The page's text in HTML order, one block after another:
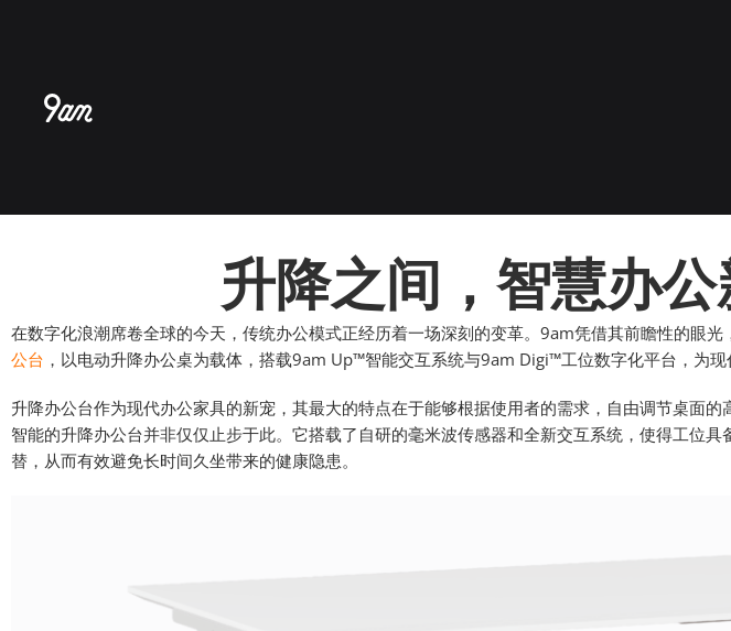
升降之间，智慧办
在数字化浪潮席卷全球的今天，传统办公模式正经历着一场深刻的变革。9am凭借其前瞻性的眼
公台 ，以电动升降办公桌为载体，搭载9am Up™智能交互系统与9am Digi™工位数字化平台，为现
升降办公台作为现代办公家具的新宠，其最大的特点在于能够根据使用者的需求，自由调节桌面
智能的升降办公台并非仅仅止步于此。它搭载了自研的毫米波传感器和全新交互系统，使得工位
替，从而有效避免长时间久坐带来的健康隐患。